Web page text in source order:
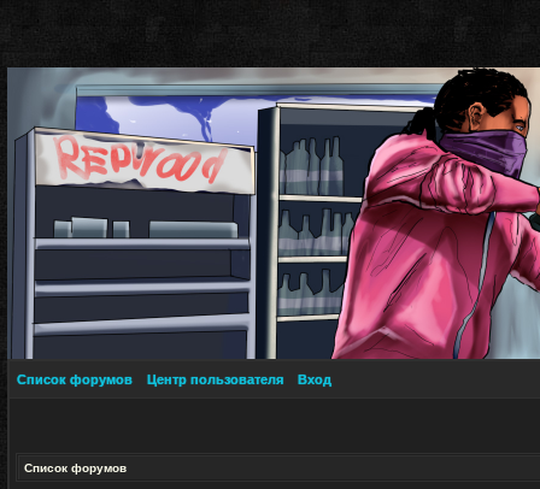
Список форумов Центр пользователя Вход
Список форумов